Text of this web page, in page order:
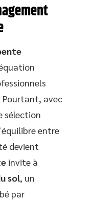
Pourtant, avec
sélection
entre
devient
invite à
sol, un
par